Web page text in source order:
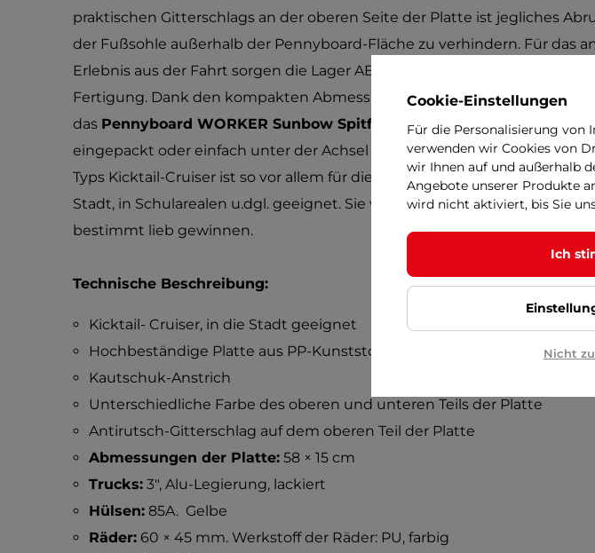
praktischen Gitterschlags an der oberen Seite der Platte ist jegliches
der Fußsohle außerhalb der Pennyboard-Fläche zu verhindern. Für das
Erlebnis aus der Fahrt sorgen die Lager ABEC 7 mit hoher Genauigkeit der
Fertigung. Dank den kompakten Abmessungen und dem niedrigen
das Pennyboard WORKER Sunbow Spitfire
zum Beispiel in den
eingepackt oder einfach unter der Achsel übergetragen werden. Dieses
Typs Kicktail-Cruiser ist so vor allem für die Beschleunigung des Reisens
Stadt, in Schularealen u.dgl. geeignet. Sie werden diesen
bestimmt lieb gewinnen.
Technische Beschreibung:
Kicktail- Cruiser, in die Stadt geeignet
Hochbeständige Platte aus PP-Kunststoff
Kautschuk-Anstrich
Unterschiedliche Farbe des oberen und unteren Teils der Platte
Antirutsch-Gitterschlag auf dem oberen Teil der Platte
Abmessungen der Platte:58 × 15 cm
Trucks:3", Alu-Legierung, lackiert
Hülsen:85A. Gelbe
Räder:60 × 45 mm. Werkstoff der Räder: PU, farbig
Cookie-Einstellungen
Für die Personalisierung von
verwenden wir Cookies von
wir Ihnen auf und außerhalb
Angebote unserer Produkte
wird nicht aktiviert, bis Sie
Ich
Nicht